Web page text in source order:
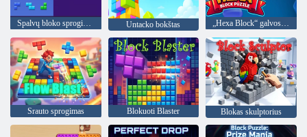
Spalvų bloko sprogimas Untacko bokštas „Hexa Block“ galvosūkis
Srauto sprogimas Blokuoti Blaster Blokas skulptorius